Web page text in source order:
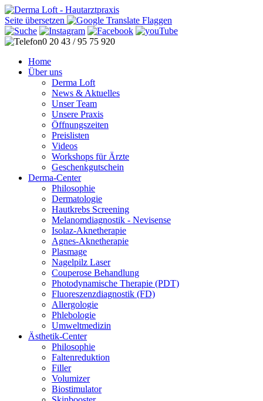
Seite übersetzen
0 20 43 / 95 75 920
Home
Über uns
Derma Loft
News & Aktuelles
Unser Team
Unsere Praxis
Öffnungszeiten
Preislisten
Videos
Workshops für Ärzte
Geschenkgutschein
Derma-Center
Philosophie
Dermatologie
Hautkrebs Screening
Melanomdiagnostik - Nevisense
Isolaz-Aknetherapie
Agnes-Aknetherapie
Plasmage
Nagelpilz Laser
Couperose Behandlung
Photodynamische Therapie (PDT)
Fluoreszenzdiagnostik (FD)
Allergologie
Phlebologie
Umweltmedizin
Ästhetik-Center
Philosophie
Faltenreduktion
Filler
Volumizer
Biostimulator